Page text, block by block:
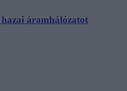
hazai áramhálózatot